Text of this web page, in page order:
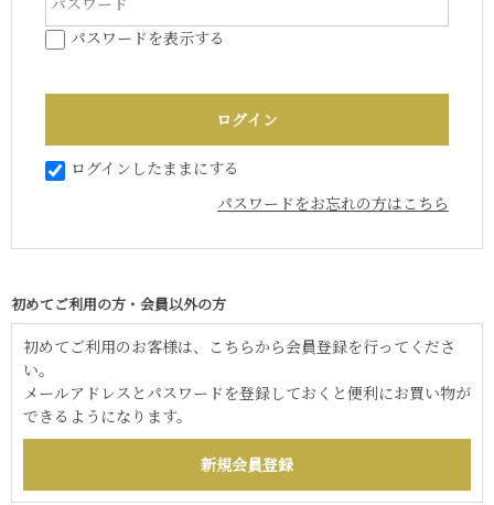
パスワードを表示する
ログインしたままにする
パスワードをお忘れの方はこちら
初めてご利用の方・会員以外の方
初めてご利用のお客様は、こちらから会員登録を行ってくださ
い。
メールアドレスとパスワードを登録しておくと便利にお買い物が
できるようになります。